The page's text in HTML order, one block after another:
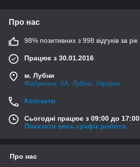
Про нас
98% позитивних з 998 відгуків за рік
Працює з 30.01.2016
м. Лубни
Фабрична, 6А, Лубни, Україна
Контакти
Сьогодні працює з 09:00 до 17:00
Показати весь графік роботи
Про нас